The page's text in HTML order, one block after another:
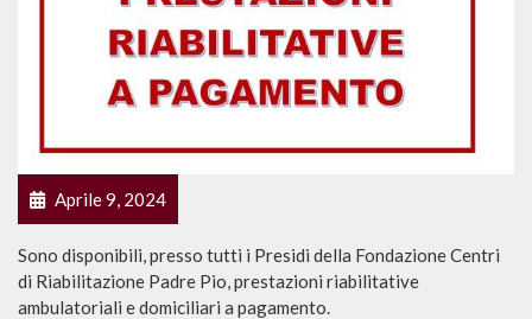
Aprile 9, 2024
Sono disponibili, presso tutti i Presidi della Fondazione Centri
di Riabilitazione Padre Pio, prestazioni riabilitative
ambulatoriali e domiciliari a pagamento.